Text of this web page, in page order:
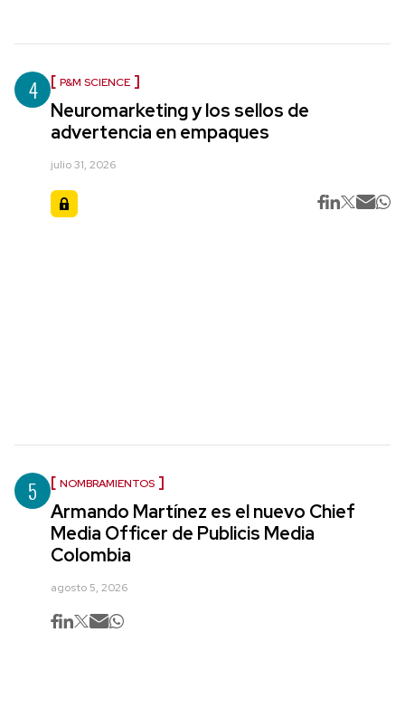
4 P&M SCIENCE
Neuromarketing y los sellos de
advertencia en empaques
julio 31, 2026
5 NOMBRAMIENTOS
Armando Martínez es el nuevo Chief
Media Officer de Publicis Media
Colombia
agosto 5, 2026